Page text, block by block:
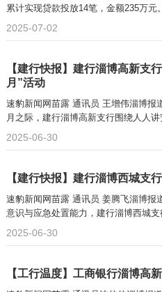
累计实现贷款投放14笔，金额235万
2025-07-02
【建行快报】建行淄博高新支
月”活动
速豹新闻网苗露 通讯员 王增伟淄博报
月之际，建行淄博高新支行围绕人人
2025-06-30
【建行快报】建行淄博西城支
速豹新闻网苗露 通讯员 姜腾飞淄博报
意识与应急处置能力，建行淄博西城
2025-06-30
【工行温度】工商银行淄博高